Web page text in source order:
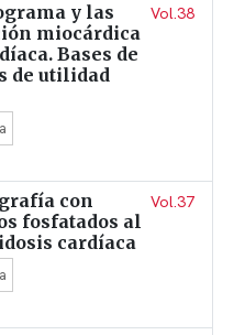
y las
miocárdica
Bases de
de utilidad
Vol.38
con
fosfatados al
cardíaca
Vol.37